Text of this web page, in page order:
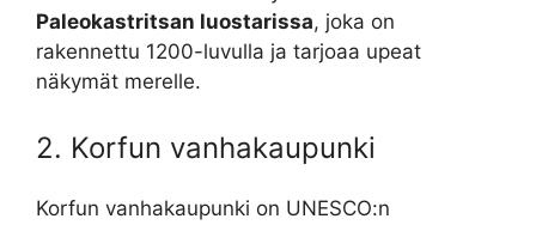
Paleokastritsan luostarissa, joka on
rakennettu 1200-luvulla ja tarjoaa upeat
näkymät merelle.
2. Korfun vanhakaupunki
Korfun vanhakaupunki on UNESCO:n